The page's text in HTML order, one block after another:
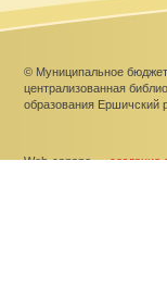
© Муниципальное
централизованная
образования Ершичский
Web-canape —создание